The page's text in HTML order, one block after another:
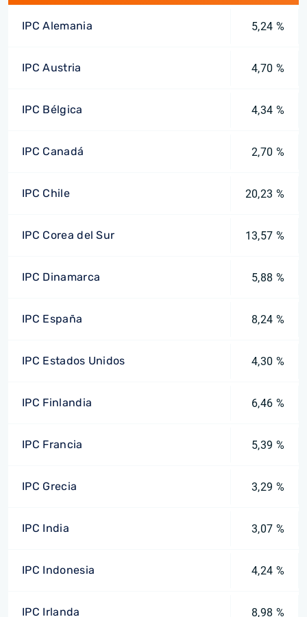
IPC Alemania 5,24 %
IPC Austria 4,70 %
IPC Bélgica 4,34 %
IPC Canadá 2,70 %
IPC Chile 20,23 %
IPC Corea del Sur 13,57 %
IPC Dinamarca 5,88 %
IPC España 8,24 %
IPC Estados Unidos 4,30 %
IPC Finlandia 6,46 %
IPC Francia 5,39 %
IPC Grecia 3,29 %
IPC India 3,07 %
IPC Indonesia 4,24 %
IPC Irlanda 8,98 %